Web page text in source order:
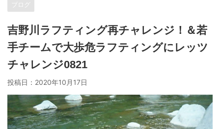
ブログ
吉野川ラフティング再チャレンジ！＆若
手チームで大歩危ラフティングにレッツ
チャレンジ0821
投稿日： 2020年10月17日